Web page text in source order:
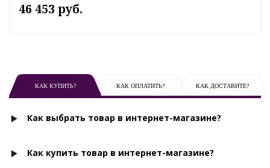
46 453 руб.
КАК КУПИТЬ? КАК ОПЛАТИТЬ? КАК ДОСТАВИТЕ?
Как выбрать товар в интернет-магазине?
Как купить товар в интернет-магазине?